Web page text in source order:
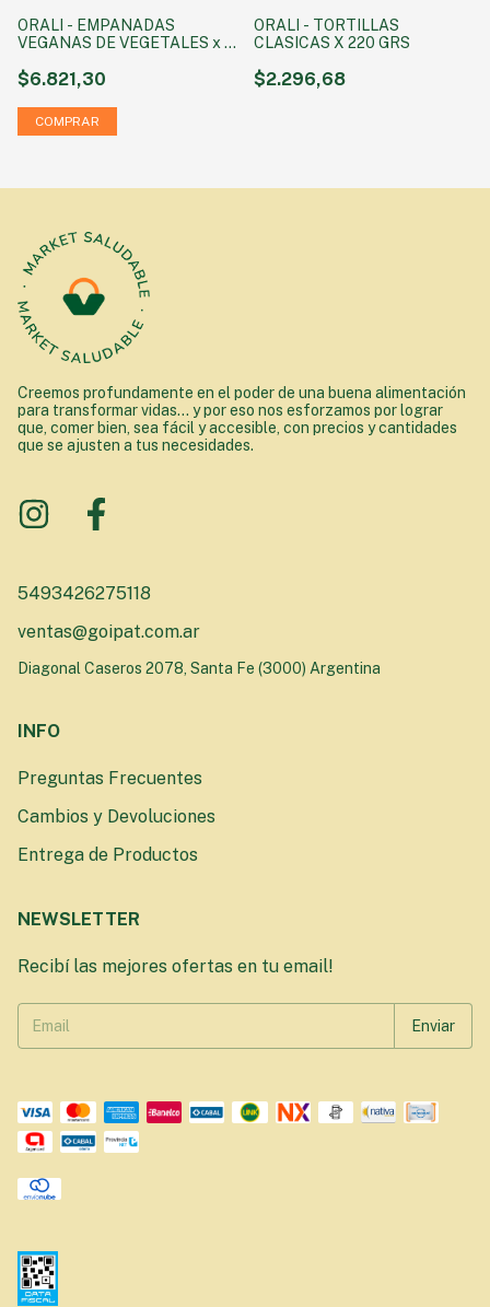
ORALI - EMPANADAS
VEGANAS DE VEGETALES x 4
$6.821,30
ORALI - TORTILLAS
CLASICAS X 220 GRS
$2.296,68
Creemos profundamente en el poder de una buena alimentación
para transformar vidas... y por eso nos esforzamos por lograr
que, comer bien, sea fácil y accesible, con precios y cantidades
que se ajusten a tus necesidades.
5493426275118
ventas@goipat.com.ar
Diagonal Caseros 2078, Santa Fe (3000) Argentina
INFO
Preguntas Frecuentes
Cambios y Devoluciones
Entrega de Productos
NEWSLETTER
Recibí las mejores ofertas en tu email!